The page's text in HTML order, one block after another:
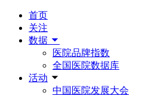
首页
关注
数据
医院品牌指数
全国医院数据库
活动
中国医院发展大会